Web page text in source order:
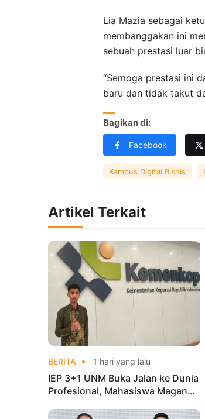
Lia Mazia sebagai
membanggakan ini
sebuah prestasi luar
“Semoga prestasi ini
baru dan tidak takut
Bagikan di:
Facebook
Kampus Digital Bisnis
Artikel Terkait
BERITA 1 hari yang lalu
IEP 3+1 UNM Buka Jalan ke Dunia
Profesional, Mahasiswa Magang